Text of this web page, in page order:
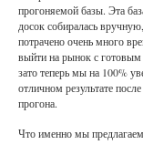
прогоняемой базы. Эта
досок собиралась
потрачено очень много
выйти на рынок с
зато теперь мы на 100%
отличном результате
прогона.
Что именно мы